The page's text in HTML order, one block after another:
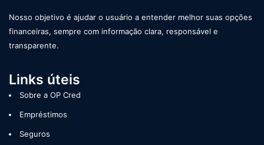
Nosso objetivo é ajudar o usuário a entender melhor suas opções
financeiras, sempre com informação clara, responsável e
transparente.
Links úteis
Sobre a OP Cred
Empréstimos
Seguros